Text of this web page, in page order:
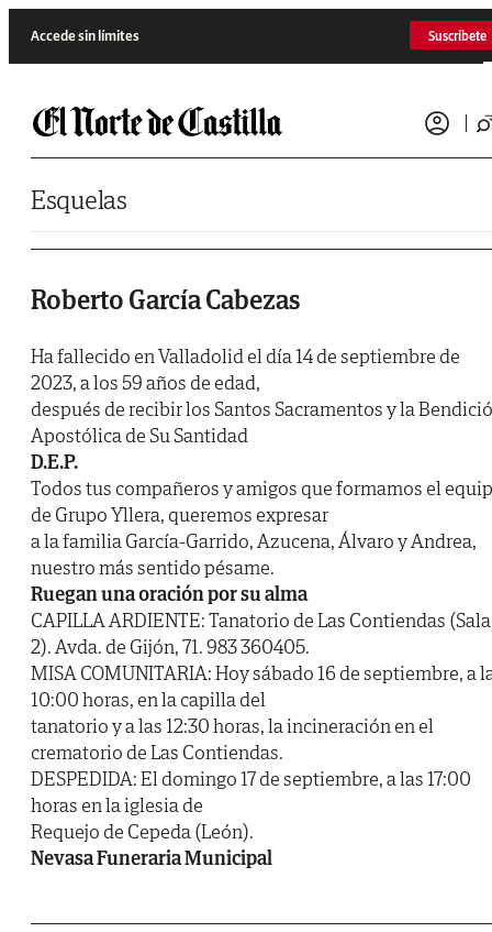
Accede sin límites Suscríbete
Esquelas
Roberto García Cabezas
Ha fallecido en Valladolid el día 14 de septiembre de
2023, a los 59 años de edad,
después de recibir los Santos Sacramentos y la
Apostólica de Su Santidad
D.E.P.
Todos tus compañeros y amigos que formamos el
de Grupo Yllera, queremos expresar
a la familia García-Garrido, Azucena, Álvaro y Andrea,
nuestro más sentido pésame.
Ruegan una oración por su alma
CAPILLA ARDIENTE: Tanatorio de Las Contiendas (Sala
2). Avda. de Gijón, 71. 983 360405.
MISA COMUNITARIA: Hoy sábado 16 de septiembre, a
10:00 horas, en la capilla del
tanatorio y a las 12:30 horas, la incineración en el
crematorio de Las Contiendas.
DESPEDIDA: El domingo 17 de septiembre, a las 17:00
horas en la iglesia de
Requejo de Cepeda (León).
Nevasa Funeraria Municipal